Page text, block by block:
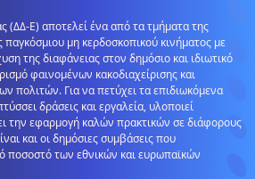
(ΔΔ-Ε) αποτελεί ένα από τα τμήματα της
παγκόσμιου μη κερδοσκοπικού κινήματος με
της διαφάνειας στον δημόσιο και ιδιωτικό
φαινομένων κακοδιαχείρισης και
πολιτών. Για να πετύχει τα επιδιωκόμενα
δράσεις και εργαλεία, υλοποιεί
την εφαρμογή καλών πρακτικών σε διάφορους
και οι δημόσιες συμβάσεις που
ποσοστό των εθνικών και ευρωπαϊκών